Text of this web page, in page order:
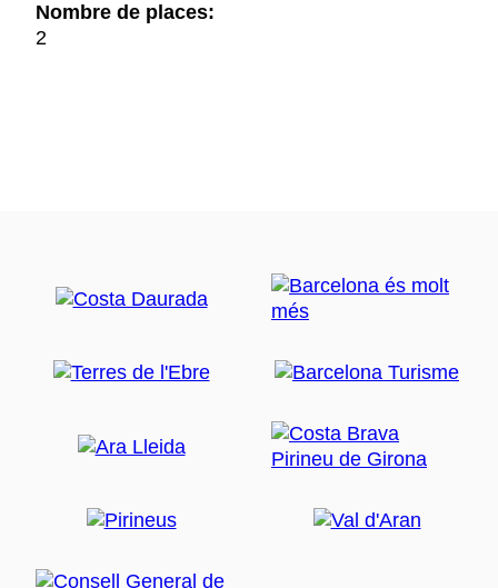
Nombre de places:
2